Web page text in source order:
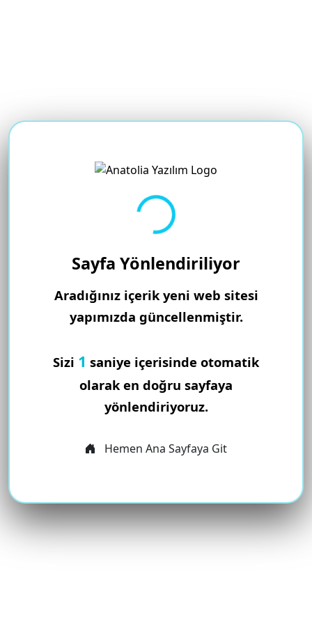
Yükleniyor...
Sayfa Yönlendiriliyor
Aradığınız içerik yeni web sitesi
yapımızda güncellenmiştir.
Sizi 1 saniye içerisinde otomatik
olarak en doğru sayfaya
yönlendiriyoruz.
Hemen Ana Sayfaya Git